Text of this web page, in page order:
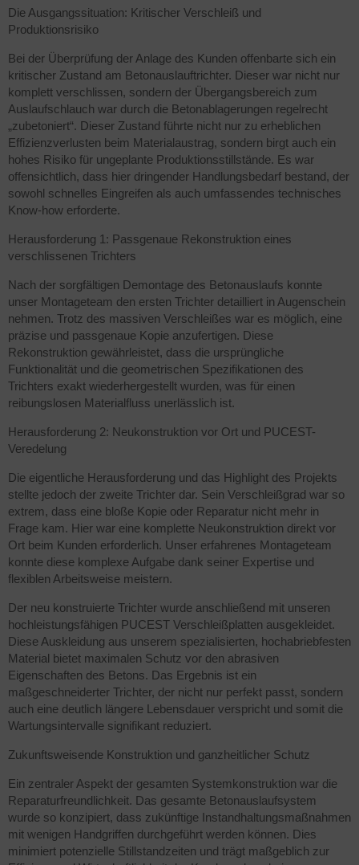
Die Ausgangssituation: Kritischer Verschleiß und
Produktionsrisiko
Bei der Überprüfung der Anlage des Kunden offenbarte sich ein
kritischer Zustand am Betonauslauftrichter. Dieser war nicht nur
komplett verschlissen, sondern der Übergangsbereich zum
Auslaufschlauch war durch die Betonablagerungen regelrecht
„zubetoniert“. Dieser Zustand führte nicht nur zu erheblichen
Effizienzverlusten beim Materialaustrag, sondern birgt auch ein
hohes Risiko für ungeplante Produktionsstillstände. Es war
offensichtlich, dass hier dringender Handlungsbedarf bestand, der
sowohl schnelles Eingreifen als auch umfassendes technisches
Know-how erforderte.
Herausforderung 1: Passgenaue Rekonstruktion eines
verschlissenen Trichters
Nach der sorgfältigen Demontage des Betonauslaufs konnte
unser Montageteam den ersten Trichter detailliert in Augenschein
nehmen. Trotz des massiven Verschleißes war es möglich, eine
präzise und passgenaue Kopie anzufertigen. Diese
Rekonstruktion gewährleistet, dass die ursprüngliche
Funktionalität und die geometrischen Spezifikationen des
Trichters exakt wiederhergestellt wurden, was für einen
reibungslosen Materialfluss unerlässlich ist.
Herausforderung 2: Neukonstruktion vor Ort und PUCEST-
Veredelung
Die eigentliche Herausforderung und das Highlight des Projekts
stellte jedoch der zweite Trichter dar. Sein Verschleißgrad war so
extrem, dass eine bloße Kopie oder Reparatur nicht mehr in
Frage kam. Hier war eine komplette Neukonstruktion direkt vor
Ort beim Kunden erforderlich. Unser erfahrenes Montageteam
konnte diese komplexe Aufgabe dank seiner Expertise und
flexiblen Arbeitsweise meistern.
Der neu konstruierte Trichter wurde anschließend mit unseren
hochleistungsfähigen PUCEST Verschleißplatten ausgekleidet.
Diese Auskleidung aus unserem spezialisierten, hochabriebfesten
Material bietet maximalen Schutz vor den abrasiven
Eigenschaften des Betons. Das Ergebnis ist ein
maßgeschneiderter Trichter, der nicht nur perfekt passt, sondern
auch eine deutlich längere Lebensdauer verspricht und somit die
Wartungsintervalle signifikant reduziert.
Zukunftsweisende Konstruktion und ganzheitlicher Schutz
Ein zentraler Aspekt der gesamten Systemkonstruktion war die
Reparaturfreundlichkeit. Das gesamte Betonauslaufsystem
wurde so konzipiert, dass zukünftige Instandhaltungsmaßnahmen
mit wenigen Handgriffen durchgeführt werden können. Dies
minimiert potenzielle Stillstandzeiten und trägt maßgeblich zur